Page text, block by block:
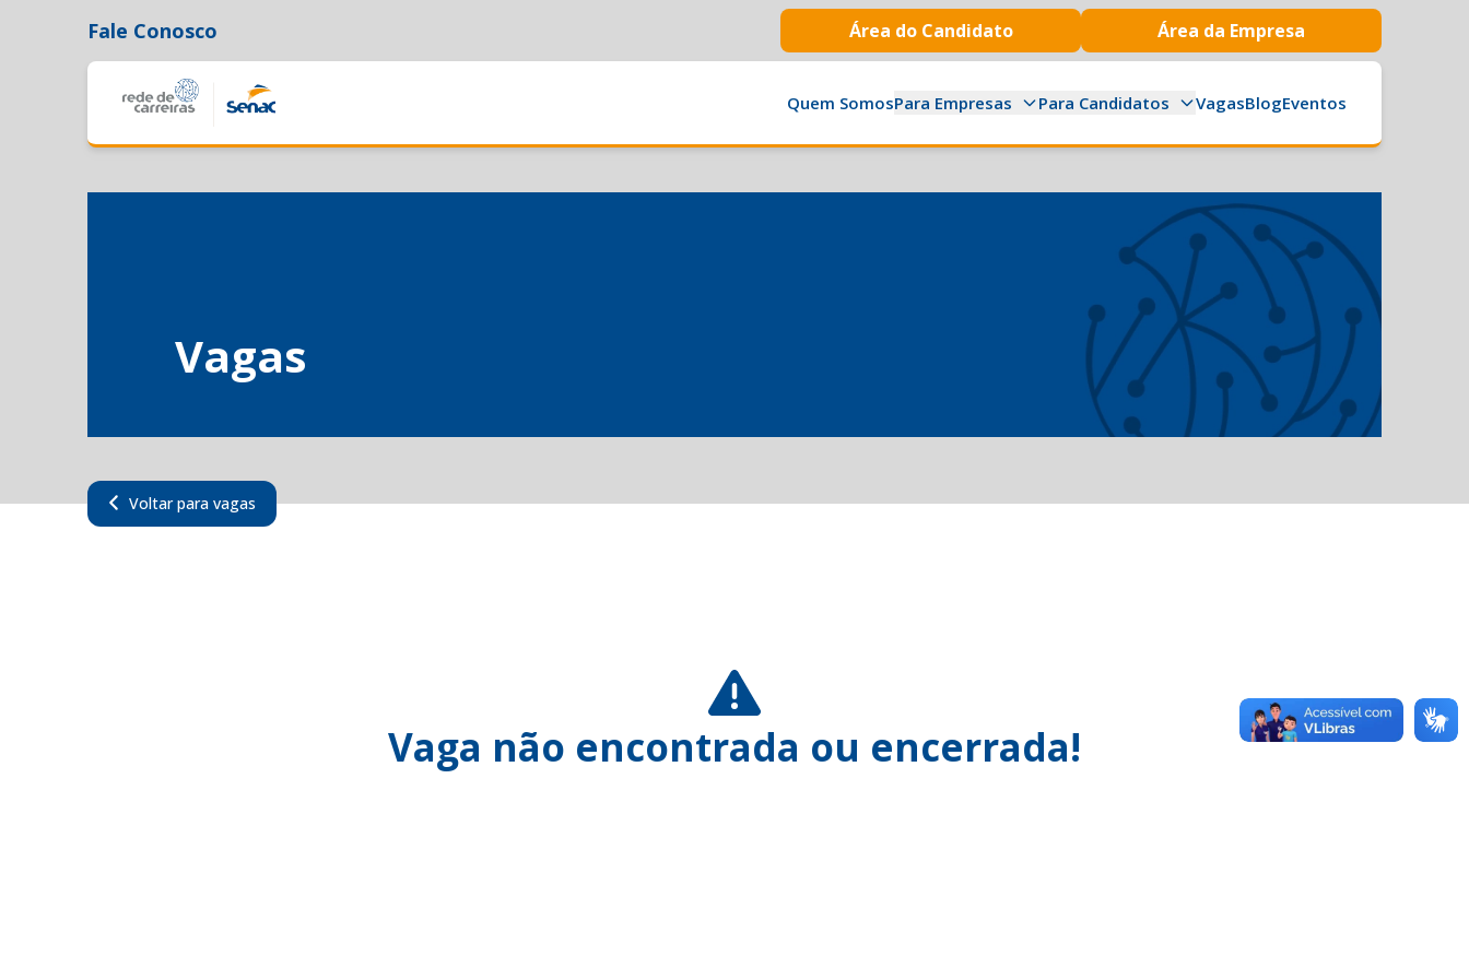
Fale Conosco Área do Candidato Área da Empresa
Quem SomosPara Empresas Para Candidatos VagasBlogEventos
Vagas
Voltar para vagas
Vaga não encontrada ou encerrada!